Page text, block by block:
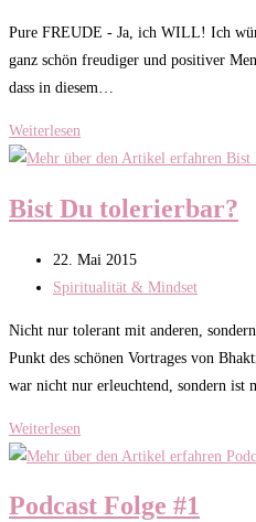
Pure FREUDE - Ja, ich WILL! Ich
ganz schön freudiger und positiver
dass in diesem…
Weiterlesen
Freude
JA,
will!
Bist Du tolerierbar?
Beitrag
veröffentlicht:
22. Mai 2015
Beitrags-
Spiritualität & Mindset
Nicht nur tolerant mit anderen,
Punkt des schönen Vortrages von
war nicht nur erleuchtend, sondern ist
Weiterlesen
Du
Podcast Folge #1